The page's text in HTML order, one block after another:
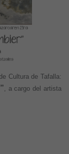
Cultura de Tafalla:
, a cargo del artista